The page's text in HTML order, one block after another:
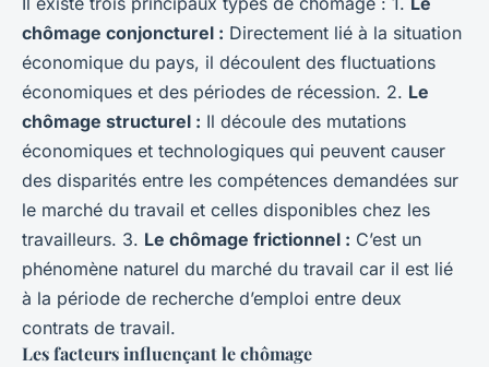
chômage conjoncturel : Directement lié à la situation
économique du pays, il découlent des fluctuations
économiques et des périodes de récession. 2. Le
chômage structurel : Il découle des mutations
économiques et technologiques qui peuvent causer
des disparités entre les compétences demandées sur
le marché du travail et celles disponibles chez les
travailleurs. 3. Le chômage frictionnel : C’est un
phénomène naturel du marché du travail car il est lié
à la période de recherche d’emploi entre deux
contrats de travail.
Les facteurs influençant le chômage